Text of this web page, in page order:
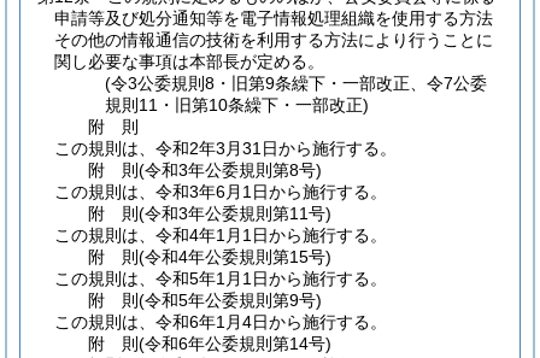
申請等及び処分通知等を電子情報処理組織を使用する方法
その他の情報通信の技術を利用する方法により行うことに
関し必要な事項は本部長が定める。
(令3公委規則8・旧第9条繰下・一部改正、令7公委
規則11・旧第10条繰下・一部改正)
附 則
この規則は、令和2年3月31日から施行する。
附 則(令和3年公委規則第8号)
この規則は、令和3年6月1日から施行する。
附 則(令和3年公委規則第11号)
この規則は、令和4年1月1日から施行する。
附 則(令和4年公委規則第15号)
この規則は、令和5年1月1日から施行する。
附 則(令和5年公委規則第9号)
この規則は、令和6年1月4日から施行する。
附 則(令和6年公委規則第14号)